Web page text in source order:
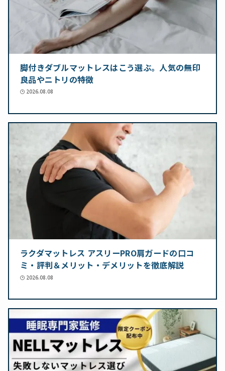
脚付きダブルマットレスはこう選ぶ。人気の無印
良品やニトリの特徴
2026.08.08
ラクダマットレス アスリーPRO肩ガードの口コ
ミ・評判＆メリット・デメリットを徹底解説
2026.08.08